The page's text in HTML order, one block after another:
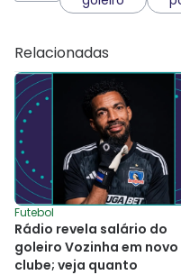
Relacionadas
Futebol
Rádio revela salário do
goleiro Vozinha em novo
clube; veja quanto